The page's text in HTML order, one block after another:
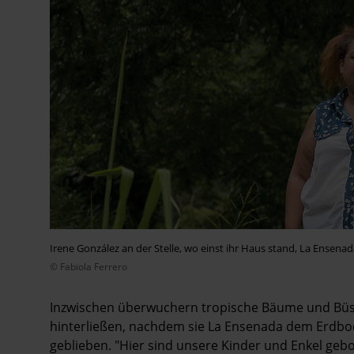
Irene González an der Stelle, wo einst ihr Haus stand, La
© Fabiola Ferrero
Inzwischen überwuchern tropische Bäume und
hinterließen, nachdem sie La Ensenada dem
geblieben. "Hier sind unsere Kinder und Enkel